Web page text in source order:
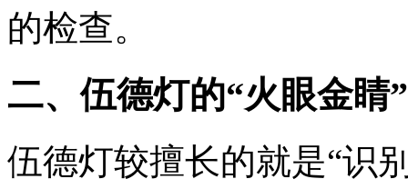
的检查。
二、伍德灯的“火眼金睛
伍德灯较擅长的就是“识